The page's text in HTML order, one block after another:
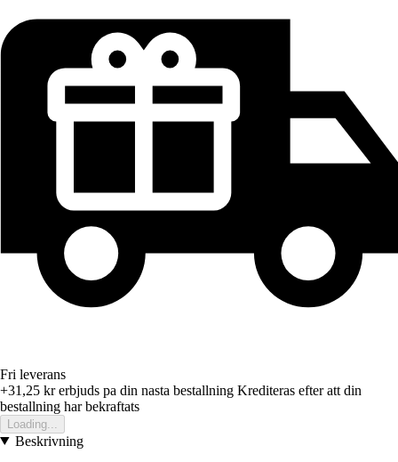
Fri leverans
+31,25 krerbjuds pa din nasta bestallning Krediteras efter att din
bestallning har bekraftats
Loading...
Beskrivning